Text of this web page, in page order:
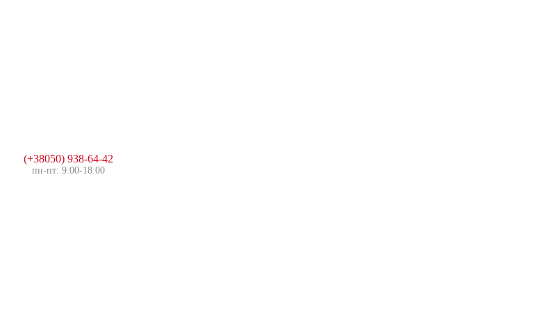
(+38050) 938-64-42
пн-пт: 9:00-18:00